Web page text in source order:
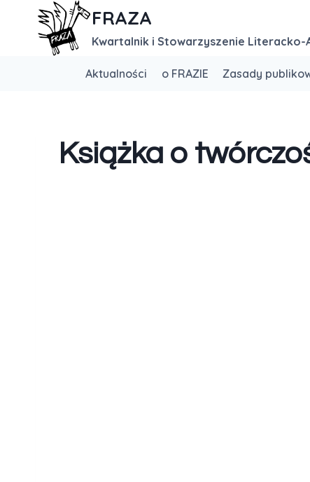
FRAZA
Kwartalnik i Stowarzyszenie Literacko-
Aktualności o FRAZIE Zasady
Książka o